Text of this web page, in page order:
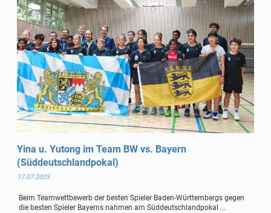
Yina u. Yutong im Team BW vs. Bayern
(Süddeutschlandpokal)
17.07.2025
Beim Teamwettbewerb der besten Spieler Baden-Württembergs gegen
die besten Spieler Bayerns nahmen am Süddeutschlandpokal ...